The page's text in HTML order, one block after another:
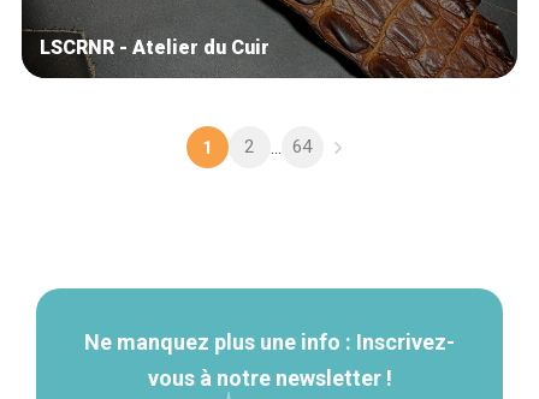
LSCRNR - Atelier du Cuir
1 2 ... 64
Ne manquez plus une info : Inscrivez-
vous à notre newsletter !